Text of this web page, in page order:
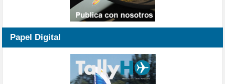
Papel Digital